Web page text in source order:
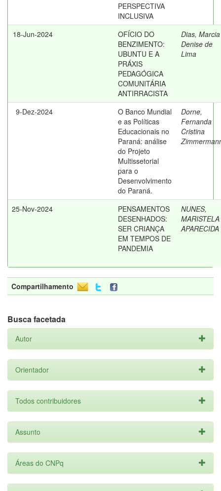
PERSPECTIVA
INCLUSIVA
18-Jun-2024
OFÍCIO DO
BENZIMENTO:
UBUNTU E A
PRÁXIS
PEDAGÓGICA
COMUNITÁRIA
ANTIRRACISTA
Dias, Marcia
Denise de
Lima
9-Dez-2024
O Banco Mundial
e as Políticas
Educacionais no
Paraná: análise
do Projeto
Multissetorial
para o
Desenvolvimento
do Paraná.
Dorne,
Fernanda
Cristina
25-Nov-2024
PENSAMENTOS
DESENHADOS:
SER CRIANÇA
EM TEMPOS DE
PANDEMIA
NUNES,
MARISTELA
APARECIDA
Compartilhamento
Busca facetada
Autor
Orientador
Todos contribuidores
Assunto
Áreas do CNPq